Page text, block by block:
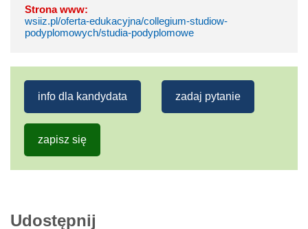
Strona www:
wsiiz.pl/oferta-edukacyjna/collegium-studiow-
podyplomowych/studia-podyplomowe
info dla kandydata zadaj pytanie
zapisz się
Udostępnij